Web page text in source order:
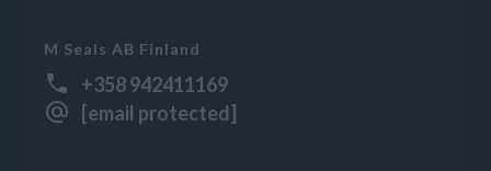
M Seals AB Finland
+358 942411169
[email protected]